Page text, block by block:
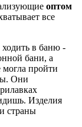
оптом
все
в баню -
бани, а
пройти
Они
Изделия
страны